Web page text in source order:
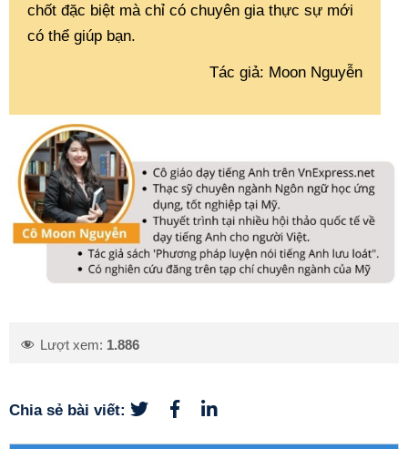
chốt đặc biệt mà chỉ có chuyên gia thực sự mới
có thể giúp bạn.
Tác giả: Moon Nguyễn
Lượt xem: 1.886
Chia sẻ bài viết: